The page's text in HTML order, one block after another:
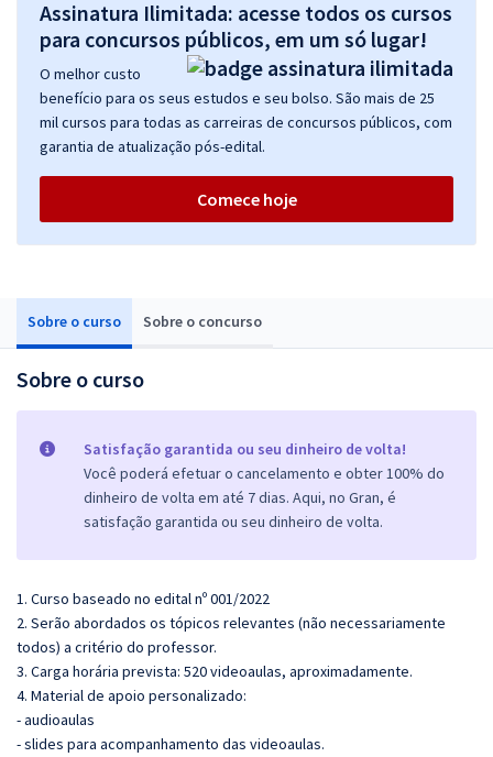
Sobre o curso Sobre o concurso
Sobre o curso
Satisfação garantida ou seu dinheiro de volta!
Você poderá efetuar o cancelamento e obter 100% do
dinheiro de volta em até 7 dias. Aqui, no Gran, é
satisfação garantida ou seu dinheiro de volta.
1. Curso baseado no edital nº 001/2022
2. Serão abordados os tópicos relevantes (não necessariamente
todos) a critério do professor.
3. Carga horária prevista: 520 videoaulas, aproximadamente.
4. Material de apoio personalizado:
- audioaulas
- slides para acompanhamento das videoaulas.
Assinatura Ilimitada: acesse todos os cursos
para concursos públicos, em um só lugar!
O melhor custo
benefício para os seus estudos e seu bolso. São mais de 25
mil cursos para todas as carreiras de concursos públicos, com
garantia de atualização pós-edital.
Comece hoje